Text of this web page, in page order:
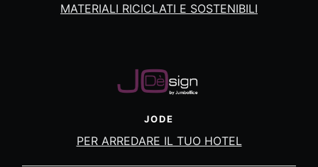
MATERIALI RICICLATI E SOSTENIBILI
JODE
PER ARREDARE IL TUO HOTEL